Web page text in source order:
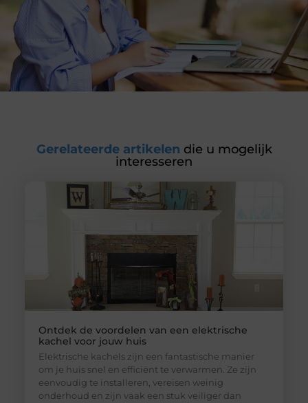
Gerelateerde artikelen die u mogelijk
interesseren
Ontdek de voordelen van een elektrische
kachel voor jouw huis
Elektrische kachels zijn een fantastische manier
om je huis snel en efficiënt te verwarmen. Ze zijn
eenvoudig te installeren, vereisen weinig
onderhoud en zijn vaak een stuk veiliger dan